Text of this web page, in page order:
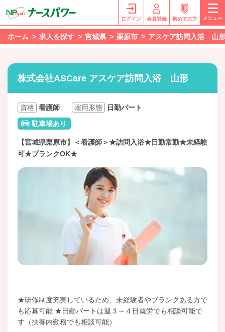
ログイン 会員登録 初めての方 メニュー
ホーム 求人を探す 宮城県 栗原市 アスケア訪問入浴 山形
株式会社ASCare アスケア訪問入浴 山形
資格 看護師 雇用形態
日勤パート
駐車場あり
【宮城県栗原市】＜看護師＞★訪問入浴★日勤常勤★未経験
可★ブランクOK★
★研修制度充実しているため、未経験者やブランクある方で
も応募可能 ★日勤パートは週３～４日就労でも相談可能で
す（扶養内勤務でも相談可能）